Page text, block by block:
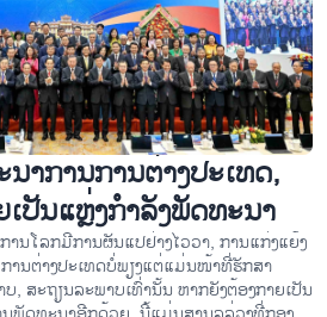
ປະສົມປະສານກັນຂອງວັດທະນະທຳຕາເວັນ
ດົກກຸງເກົ່າ ເຫ້ວ
າການການຕ່າງປະເທດ,
ປັນແຫຼ່ງກຳລັງພັດທະນາ
ານໂລກມີການຜັນແປຢ່າງໄວວາ, ການແກ່ງແຍ້ງ
ນຕ່າງປະເທດບໍ່ພຽງແຕ່ແມ່ນໜ້າທີ່ຮັກສາ
ສະຖຽນລະພາບເທົ່ານັ້ນ ຫາກຍັງຕ້ອງກາຍເປັນ